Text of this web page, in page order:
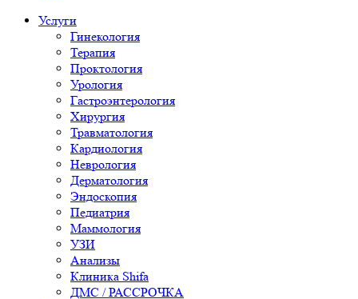
Услуги
Гинекология
Терапия
Проктология
Урология
Гастроэнтерология
Хирургия
Травматология
Кардиология
Неврология
Дерматология
Эндоскопия
Педиатрия
Маммология
УЗИ
Анализы
Клиника Shifa
ДМС / РАССРОЧКА